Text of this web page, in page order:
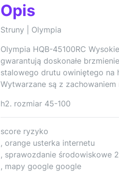
Opis
Struny | Olympia
Olympia HQB-45100RC
gwarantują doskonałe
stalowego drutu owiniętego na
Wytwarzane są z
h2. rozmiar 45-100
score ryzyko
, orange usterka internetu
, sprawozdanie środowiskowe
, mapy google google